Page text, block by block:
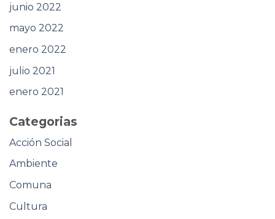
junio 2022
mayo 2022
enero 2022
julio 2021
enero 2021
Categorias
Acción Social
Ambiente
Comuna
Cultura